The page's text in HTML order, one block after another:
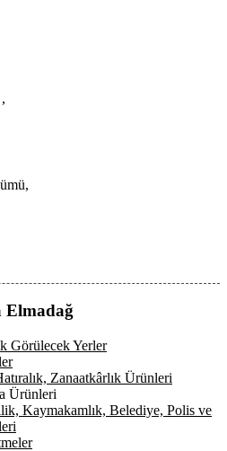
Görülecek Yerler
Zanaatkârlık Ürünleri
Ürünleri
Kaymakamlık, Belediye, Polis ve